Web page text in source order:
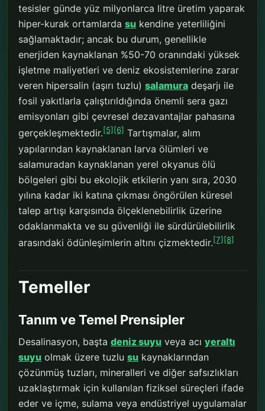
tesisler günde yüz milyonlarca litre üretim yaparak
hiper-kurak ortamlarda su kendine yeterliliğini
sağlamaktadır; ancak bu durum, genellikle
enerjiden kaynaklanan %50-70 oranındaki yüksek
işletme maliyetleri ve deniz ekosistemlerine zarar
veren hipersalin (aşırı tuzlu) salamura deşarjı ile
fosil yakıtlarla çalıştırıldığında önemli sera gazı
emisyonları gibi çevresel dezavantajlar pahasına
gerçekleşmektedir.[5] [6] Tartışmalar, alım
yapılarından kaynaklanan larva ölümleri ve
salamuradan kaynaklanan yerel okyanus ölü
bölgeleri gibi bu ekolojik etkilerin yanı sıra, 2030
yılına kadar iki katına çıkması öngörülen küresel
talep artışı karşısında ölçeklenebilirlik üzerine
odaklanmakta ve su güvenliği ile sürdürülebilirlik
arasındaki ödünleşimlerin altını çizmektedir.[7] [8]
Temeller
Tanım ve Temel Prensipler
Desalinasyon, başta deniz suyu veya acı yeraltı
suyu olmak üzere tuzlu su kaynaklarından
çözünmüş tuzları, mineralleri ve diğer safsızlıkları
uzaklaştırmak için kullanılan fiziksel süreçleri ifade
eder ve içme, sulama veya endüstriyel uygulamalar